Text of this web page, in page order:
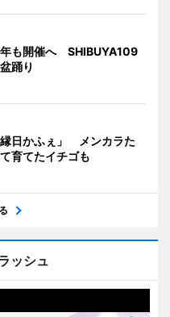
年も開催へ SHIBUYA109
踊り
日かふぇ」 メンカラた
育てたイチゴも
ッシュ